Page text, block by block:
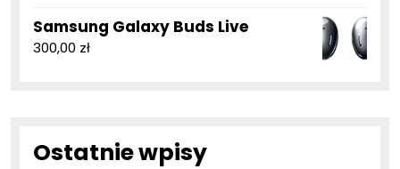
Samsung Galaxy Buds Live
300,00 zł
Ostatnie wpisy